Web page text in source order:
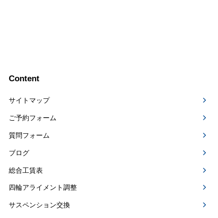
Content
サイトマップ
ご予約フォーム
質問フォーム
ブログ
総合工賃表
四輪アライメント調整
サスペンション交換